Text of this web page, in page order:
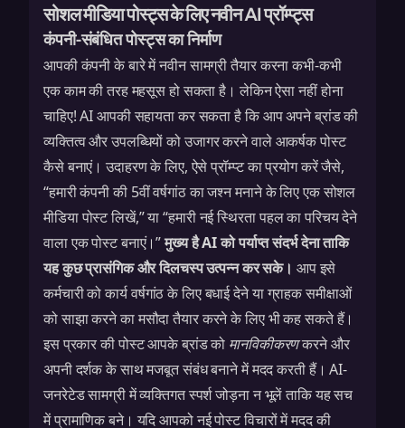
सोशल मीडिया पोस्ट्स के लिए नवीन AI प्रॉम्प्ट्स
कंपनी-संबंधित पोस्ट्स का निर्माण
आपकी कंपनी के बारे में नवीन सामग्री तैयार करना कभी-कभी
एक काम की तरह महसूस हो सकता है। लेकिन ऐसा नहीं होना
चाहिए! AI आपकी सहायता कर सकता है कि आप अपने ब्रांड की
व्यक्तित्व और उपलब्धियों को उजागर करने वाले आकर्षक पोस्ट
कैसे बनाएं। उदाहरण के लिए, ऐसे प्रॉम्प्ट का प्रयोग करें जैसे,
“हमारी कंपनी की 5वीं वर्षगांठ का जश्न मनाने के लिए एक सोशल
मीडिया पोस्ट लिखें,” या “हमारी नई स्थिरता पहल का परिचय देने
वाला एक पोस्ट बनाएं।”मुख्य है AI को पर्याप्त संदर्भ देना ताकि
यह कुछ प्रासंगिक और दिलचस्प उत्पन्न कर सके। आप इसे
कर्मचारी को कार्य वर्षगांठ के लिए बधाई देने या ग्राहक समीक्षाओं
को साझा करने का मसौदा तैयार करने के लिए भी कह सकते हैं।
इस प्रकार की पोस्ट आपके ब्रांड को मानविकीकरणकरने और
अपनी दर्शक के साथ मजबूत संबंध बनाने में मदद करती हैं। AI-
जनरेटेड सामग्री में व्यक्तिगत स्पर्श जोड़ना न भूलें ताकि यह सच
में प्रामाणिक बने। यदि आपकोनई पोस्ट विचारोंमें मदद की